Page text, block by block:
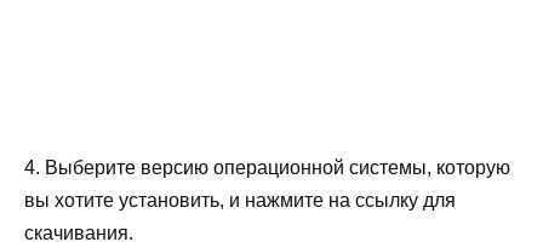
4. Выберите версию операционной системы, которую
вы хотите установить, и нажмите на ссылку для
скачивания.